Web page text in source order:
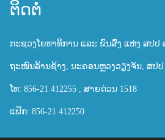
ຕິດຕໍ່
ກະຊວງໂຍທາທິການ ແລະ ຂົນສົ່ງ ແຫ່ງ ສປປ
ຖະໜົນລ້ານຊ້າງ, ນະຄອນຫຼວງວຽງຈັນ, ສປປ
ໂທ: 856-21 412255 , ສາຍດ່ວນ 1518
ແຟັກ: 856-21 412250